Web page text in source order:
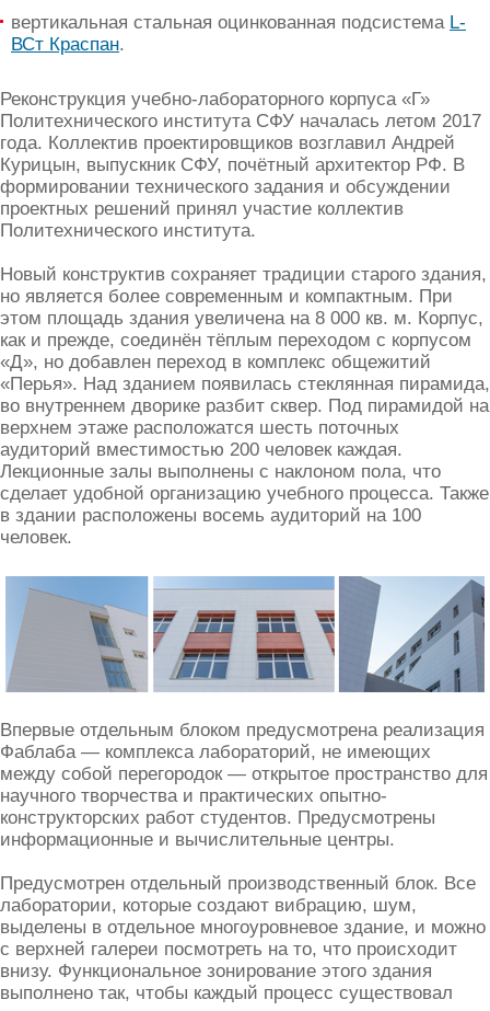
вертикальная стальная оцинкованная подсистема L-
ВСт Краспан.
Реконструкция учебно-лабораторного корпуса «Г»
Политехнического института СФУ началась летом 2017
года. Коллектив проектировщиков возглавил Андрей
Курицын, выпускник СФУ, почётный архитектор РФ. В
формировании технического задания и обсуждении
проектных решений принял участие коллектив
Политехнического института.
Новый конструктив сохраняет традиции старого здания,
но является более современным и компактным. При
этом площадь здания увеличена на 8 000 кв. м. Корпус,
как и прежде, соединён тёплым переходом с корпусом
«Д», но добавлен переход в комплекс общежитий
«Перья». Над зданием появилась стеклянная пирамида,
во внутреннем дворике разбит сквер. Под пирамидой на
верхнем этаже расположатся шесть поточных
аудиторий вместимостью 200 человек каждая.
Лекционные залы выполнены с наклоном пола, что
сделает удобной организацию учебного процесса. Также
в здании расположены восемь аудиторий на 100
человек.
Впервые отдельным блоком предусмотрена реализация
Фаблаба — комплекса лабораторий, не имеющих
между собой перегородок — открытое пространство для
научного творчества и практических опытно-
конструкторских работ студентов. Предусмотрены
информационные и вычислительные центры.
Предусмотрен отдельный производственный блок. Все
лаборатории, которые создают вибрацию, шум,
выделены в отдельное многоуровневое здание, и можно
с верхней галереи посмотреть на то, что происходит
внизу. Функциональное зонирование этого здания
выполнено так, чтобы каждый процесс существовал